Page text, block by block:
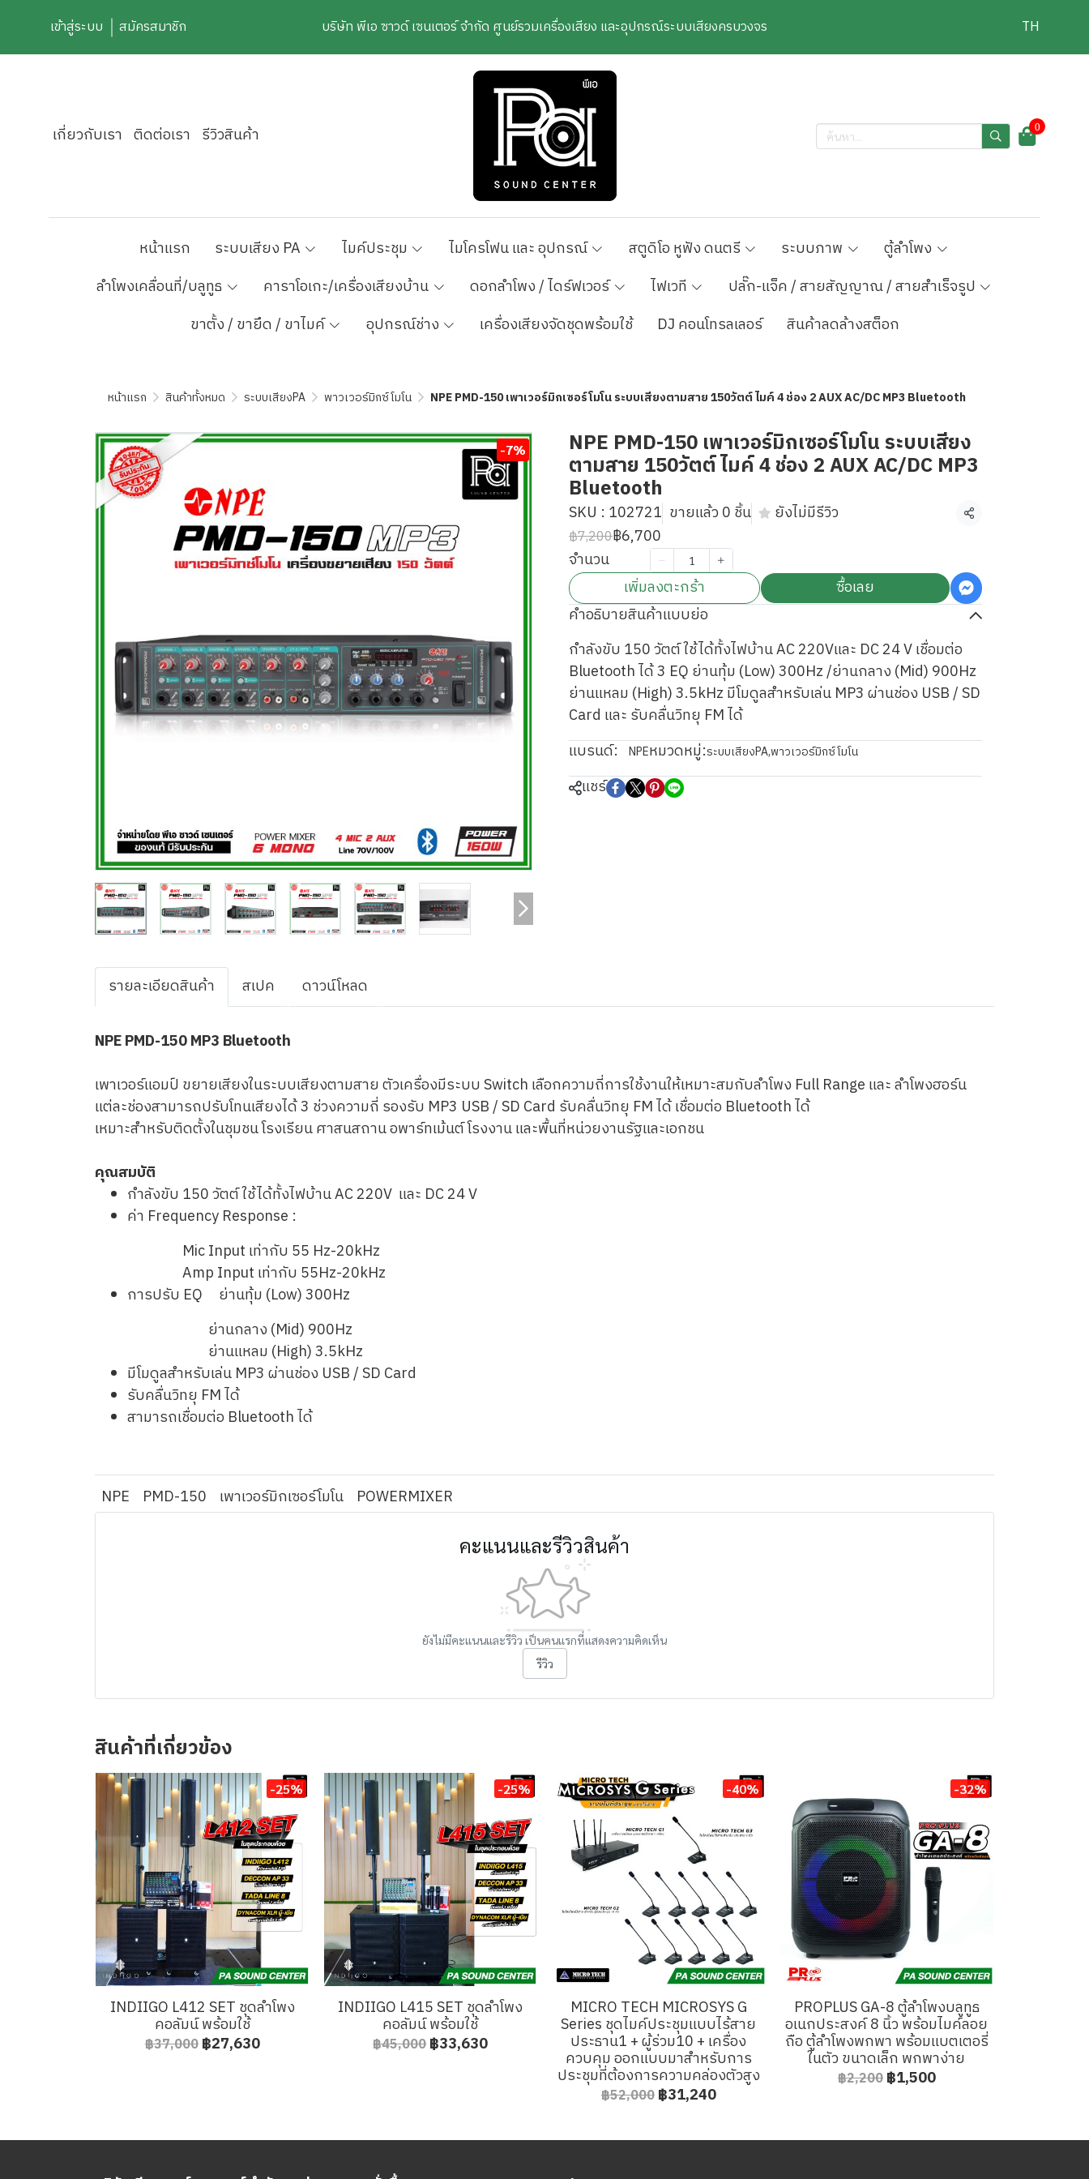
เข้าสู่ระบบ สมัครสมาชิก บริษัท พีเอ ซาวด์ เซนเตอร์ จำกัด ศูนย์รวมเครื่องเสียง และอุปกรณ์ระบบเสียงครบวงจร TH
เกี่ยวกับเรา ติดต่อเรา รีวิวสินค้า 0
หน้าแรก ระบบเสียง PA ไมค์ประชุม ไมโครโฟน และ อุปกรณ์ สตูดิโอ หูฟัง ดนตรี ระบบภาพ
ตู้ลำโพง
ลำโพงเคลื่อนที่/บลูทูธ
คาราโอเกะ/เครื่องเสียงบ้าน ดอกลำโพง / ไดร์ฟเวอร์ ไฟเวที
ปลั๊ก-แจ็ค / สายสัญญาณ / สายสำเร็จรูป
ขาตั้ง / ขายึด / ขาไมค์
อุปกรณ์ช่าง เครื่องเสียงจัดชุดพร้อมใช้ DJ คอนโทรลเลอร์ สินค้าลดล้างสต็อก
หน้าแรก สินค้าทั้งหมด ระบบเสียงPA พาวเวอร์มิกซ์โมโน NPE PMD-150 เพาเวอร์มิกเซอร์โมโน ระบบเสียงตามสาย 150วัตต์ ไมค์ 4 ช่อง 2 AUX AC/DC MP3 Bluetooth
-7% NPE PMD-150 เพาเวอร์มิกเซอร์โมโน ระบบเสียง
ตามสาย 150วัตต์ ไมค์ 4 ช่อง 2 AUX AC/DC MP3
Bluetooth
SKU : 102721 ขายแล้ว 0 ชิ้น ยังไม่มีรีวิว แชร์
฿7,200฿6,700
จำนวน
เพิ่มลงตะกร้า
ซื้อเลย
คำอธิบายสินค้าแบบย่อ
กำลังขับ 150 วัตต์ ใช้ได้ทั้งไฟบ้าน AC 220Vและ DC 24 V เชื่อมต่อ
Bluetooth ได้ 3 EQ ย่านทุ้ม (Low) 300Hz /ย่านกลาง (Mid) 900Hz
ย่านแหลม (High) 3.5kHz มีโมดูลสำหรับเล่น MP3 ผ่านช่อง USB / SD
Card และ รับคลื่นวิทยุ FM ได้
แบรนด์:
NPEหมวดหมู่:ระบบเสียงPA,พาวเวอร์มิกซ์โมโน
แชร์
รายละเอียดสินค้า สเปค ดาวน์โหลด
NPE PMD-150 MP3 Bluetooth
เพาเวอร์แอมป์ ขยายเสียงในระบบเสียงตามสาย ตัวเครื่องมีระบบ Switch เลือกความถี่การใช้งานให้เหมาะสมกับลำโพง Full Range และ ลำโพงฮอร์น
แต่ละช่องสามารถปรับโทนเสียงได้ 3 ช่วงความถี่ รองรับ MP3 USB / SD Card รับคลื่นวิทยุ FM ได้ เชื่อมต่อ Bluetooth ได้
เหมาะสำหรับติดตั้งในชุมชน โรงเรียน ศาสนสถาน อพาร์ทเม้นต์ โรงงาน และพื้นที่หน่วยงานรัฐและเอกชน
คุณสมบัติ
กำลังขับ 150 วัตต์ ใช้ได้ทั้งไฟบ้าน AC 220V และ DC 24 V
ค่า Frequency Response :
Mic Input เท่ากับ 55 Hz-20kHz
Amp Input เท่ากับ 55Hz-20kHz
การปรับ EQ ย่านทุ้ม (Low) 300Hz
ย่านกลาง (Mid) 900Hz
ย่านแหลม (High) 3.5kHz
มีโมดูลสำหรับเล่น MP3 ผ่านช่อง USB / SD Card
รับคลื่นวิทยุ FM ได้
สามารถเชื่อมต่อ Bluetooth ได้
NPE PMD-150 เพาเวอร์มิกเซอร์โมโน POWERMIXER
คะแนนและรีวิวสินค้า
ยังไม่มีคะแนนและรีวิว เป็นคนแรกที่แสดงความคิดเห็น
รีวิว
สินค้าที่เกี่ยวข้อง
-25%
INDIIGO L412 SET ชุดลำโพง
คอลัมน์ พร้อมใช้
฿37,000฿27,630
-25%
INDIIGO L415 SET ชุดลำโพง
คอลัมน์ พร้อมใช้
฿45,000฿33,630
-40%
MICRO TECH MICROSYS G
Series ชุดไมค์ประชุมแบบไร้สาย
ประธาน1 + ผู้ร่วม10 + เครื่อง
ควบคุม ออกแบบมาสำหรับการ
ประชุมที่ต้องการความคล่องตัวสูง
฿52,000฿31,240
-32%
PROPLUS GA-8 ตู้ลำโพงบลูทูธ
อเนกประสงค์ 8 นิ้ว พร้อมไมค์ลอย
ถือ ตู้ลำโพงพกพา พร้อมแบตเตอรี่
ในตัว ขนาดเล็ก พกพาง่าย
฿2,200฿1,500